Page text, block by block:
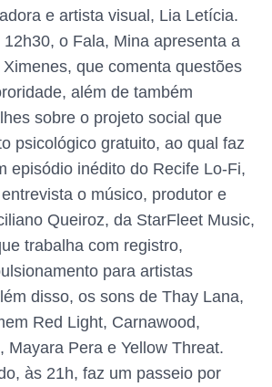
e artista visual, Lia Letícia.
o Fala, Mina apresenta a
que comenta questões
além de também
sobre o projeto social que
psicológico gratuito, ao qual faz
episódio inédito do Recife Lo-Fi,
o músico, produtor e
Queiroz, da StarFleet Music,
trabalha com registro,
para artistas
disso, os sons de Thay Lana,
Red Light, Carnawood,
Mayara Pera e Yellow Threat.
às 21h, faz um passeio por